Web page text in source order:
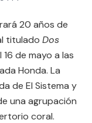
20 años de
titulado Dos
de mayo a las
Honda. La
de El Sistema y
una agrupación
coral.